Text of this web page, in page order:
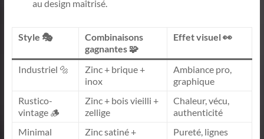
au design maîtrisé.
Style 🎭
Combinaisons
gagnantes 🧩
Effet visuel 👀
Industriel 🔩
Zinc + brique +
inox
Ambiance pro,
graphique
Rustico-
vintage 🪵
Zinc + bois vieilli +
zellige
Chaleur, vécu,
authenticité
Minimal
Zinc satiné +
Pureté, lignes